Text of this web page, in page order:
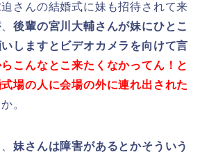
さんの結婚式に妹も招待されて来
後輩の宮川大輔さんが妹にひとこ
しますとビデオカメラを向けて言
こんなとこ来たくなかってん！と
場の人に会場の外に連れ出された
。
妹さんは障害があるとかそういう